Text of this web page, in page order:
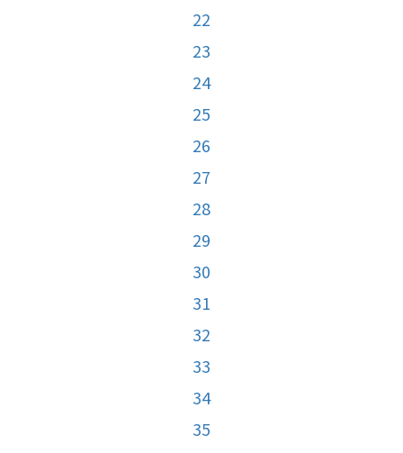
22
23
24
25
26
27
28
29
30
31
32
33
34
35